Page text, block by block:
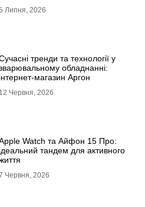
Липня, 2026
тренди та технології у
обладнанні:
інтернет-магазин Аргон
12 Червня, 2026
Watch та Айфон 15 Про:
ідеальний тандем для активного
Червня, 2026